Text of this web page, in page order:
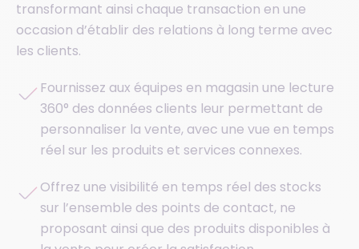
transformant ainsi chaque transaction en une
occasion d’établir des relations à long terme avec
les clients.
Fournissez aux équipes en magasin une lecture
360° des données clients leur permettant de
personnaliser la vente, avec une vue en temps
réel sur les produits et services connexes.
Offrez une visibilité en temps réel des stocks
sur l’ensemble des points de contact, ne
proposant ainsi que des produits disponibles à